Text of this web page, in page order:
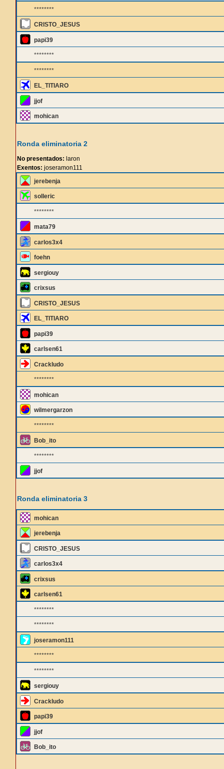
********
CRISTO_JESUS
papi39
********
********
EL_TITIARO
jjof
mohican
Ronda eliminatoria 2
No presentados: laron
Exentos: joseramon111
jerebenja
solleric
********
mata79
carlos3x4
foehn
sergiouy
crixsus
CRISTO_JESUS
EL_TITIARO
papi39
carlsen61
Crackludo
********
mohican
wilmergarzon
********
Bob_ito
********
jjof
Ronda eliminatoria 3
mohican
jerebenja
CRISTO_JESUS
carlos3x4
crixsus
carlsen61
********
********
joseramon111
********
********
sergiouy
Crackludo
papi39
jjof
Bob_ito